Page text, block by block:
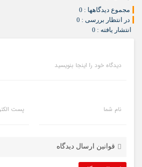
مجموع دیدگاهها : 0
در انتظار بررسی : 0
انتشار یافته : 0
دیدگاه خود را اینجا بنویسید
نام شما پست
قوانین ارسال دیدگاه